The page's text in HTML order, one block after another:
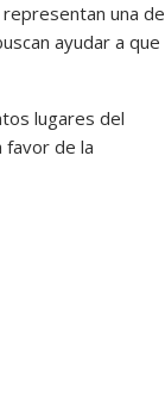
una de
ayudar a que
lugares del
favor de la